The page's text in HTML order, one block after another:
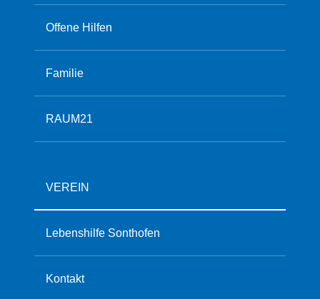
Offene Hilfen
Familie
RAUM21
VEREIN
Lebenshilfe Sonthofen
Kontakt